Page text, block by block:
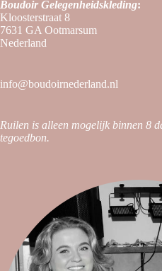
Boudoir Gelegenheidskleding:
Kloosterstraat 8
7631 GA Ootmarsum
Nederland
info@boudoirnederland.nl
Ruilen is alleen mogelijk binnen 8
tegoedbon.